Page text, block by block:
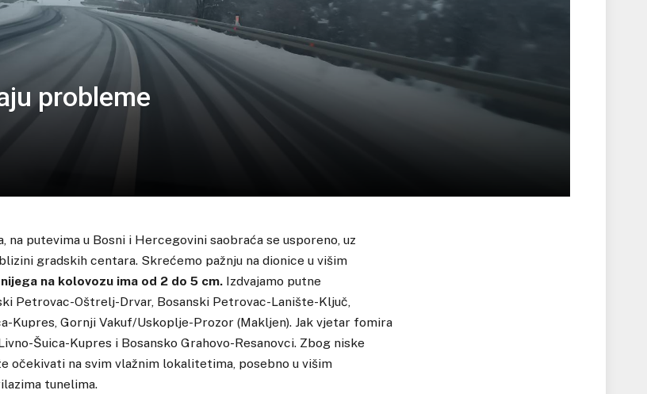
probleme
na putevima u Bosni i Hercegovini saobraća se usporeno, uz
gradskih centara. Skrećemo pažnju na dionice u višim
na kolovozu ima od 2 do 5 cm. Izdvajamo putne
Petrovac-Oštrelj-Drvar, Bosanski Petrovac-Lanište-Ključ,
Kupres, Gornji Vakuf/Uskoplje-Prozor (Makljen). Jak vjetar fomira
Šuica-Kupres i Bosansko Grahovo-Resanovci. Zbog niske
očekivati na svim vlažnim lokalitetima, posebno u višim
tunelima.